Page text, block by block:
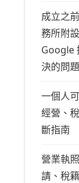
成立之
務所附
Google
決的問題
一個人
經營、
斷指南
營業執
請、稅